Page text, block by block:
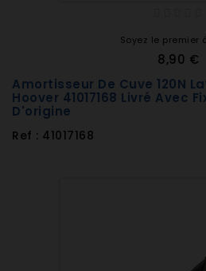
Soyez le premier
8,90 €
Amortisseur De Cuve 120N
Hoover 41017168 Livré Avec
D'origine
Ref : 41017168